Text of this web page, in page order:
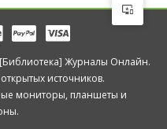
Журналы Онлайн.
источников.
мониторы, планшеты и